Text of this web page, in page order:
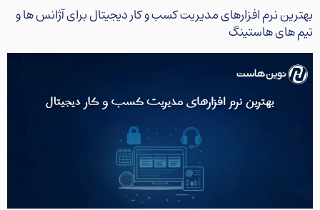
بهترین نرم افزارهای مدیریت کسب و کار دیجیتال برای آژانس ها و
تیم های هاستینگ